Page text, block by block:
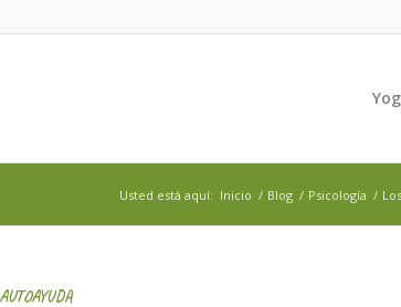
Usted está aquí: Inicio / Blog / Psicología /